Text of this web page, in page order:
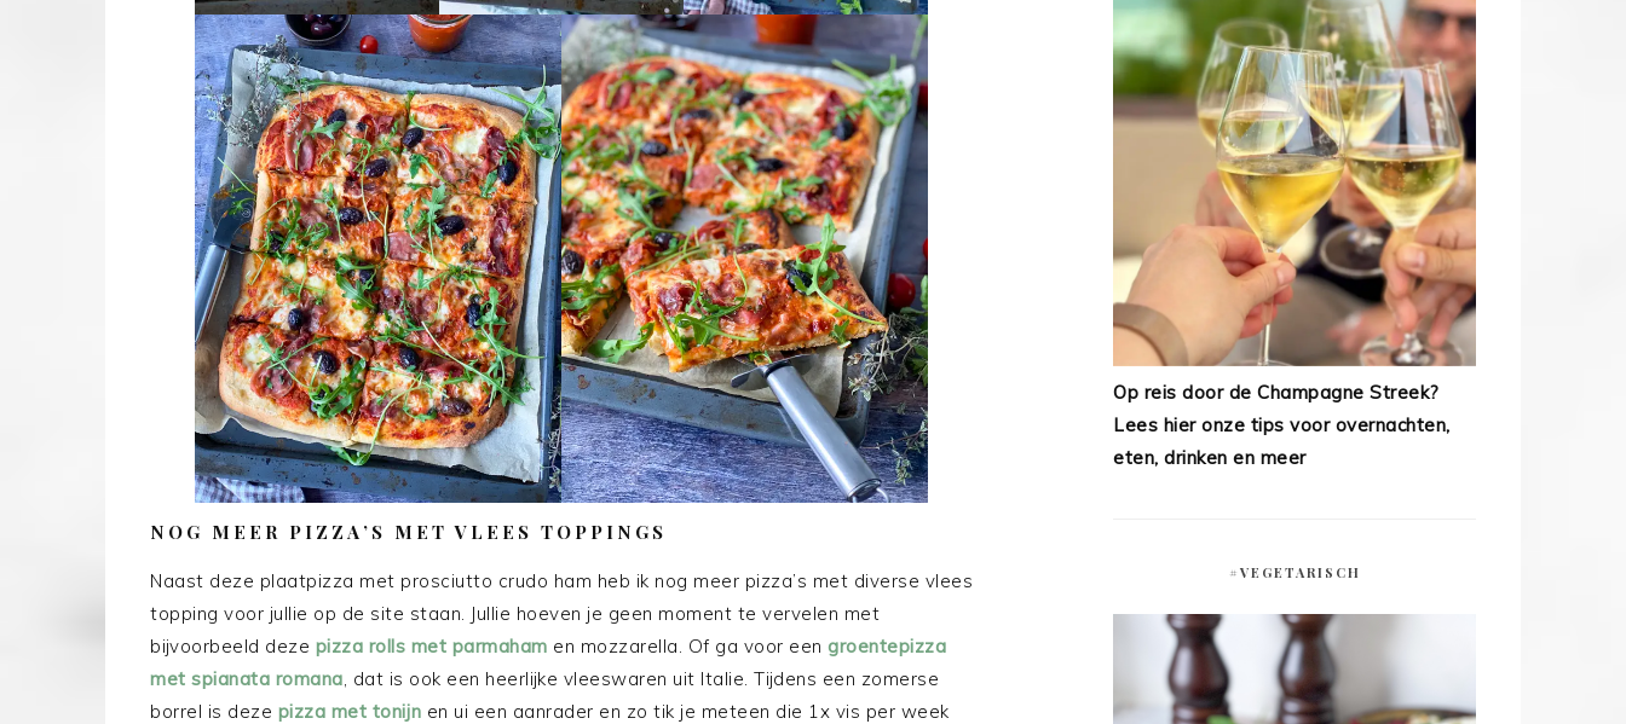
NOG MEER PIZZA’S MET VLEES TOPPINGS
Naast deze plaatpizza met prosciutto crudo ham heb ik nog meer pizza’s met diverse vlees
topping voor jullie op de site staan. Jullie hoeven je geen moment te vervelen met
bijvoorbeeld deze pizza rolls met parmaham en mozzarella. Of ga voor een groentepizza
met spianata romana , dat is ook een heerlijke vleeswaren uit Italie. Tijdens een zomerse
borrel is deze pizza met tonijn en ui een aanrader en zo tik je meteen die 1x vis per week
Op reis door de Champagne Streek?
Lees hier onze tips voor overnachten,
eten, drinken en meer
#VEGETARISCH